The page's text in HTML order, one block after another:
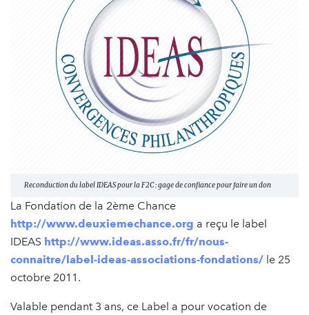
Reconduction du label IDEAS pour la F2C : gage de confiance pour faire un don
La Fondation de la 2ème Chance
http://www.deuxiemechance.org a reçu le label
IDEAS http://www.ideas.asso.fr/fr/nous-
connaitre/label-ideas-associations-fondations/ le 25
octobre 2011.
Valable pendant 3 ans, ce Label a pour vocation de